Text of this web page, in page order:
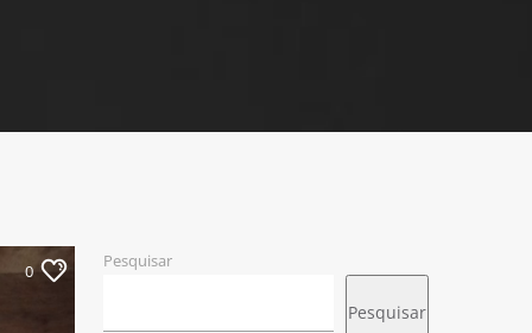
0 Pesquisar
Pesquisar